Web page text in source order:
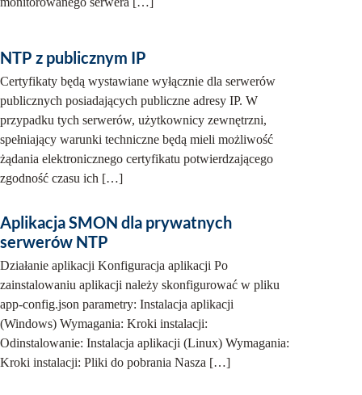
NTP z publicznym IP
Certyfikaty będą wystawiane wyłącznie dla serwerów
publicznych posiadających publiczne adresy IP. W
przypadku tych serwerów, użytkownicy zewnętrzni,
spełniający warunki techniczne będą mieli możliwość
żądania elektronicznego certyfikatu potwierdzającego
zgodność czasu ich […]
Aplikacja SMON dla prywatnych
serwerów NTP
Działanie aplikacji Konfiguracja aplikacji Po
zainstalowaniu aplikacji należy skonfigurować w pliku
app-config.json parametry: Instalacja aplikacji
(Windows) Wymagania: Kroki instalacji:
Odinstalowanie: Instalacja aplikacji (Linux) Wymagania:
Kroki instalacji: Pliki do pobrania Nasza […]